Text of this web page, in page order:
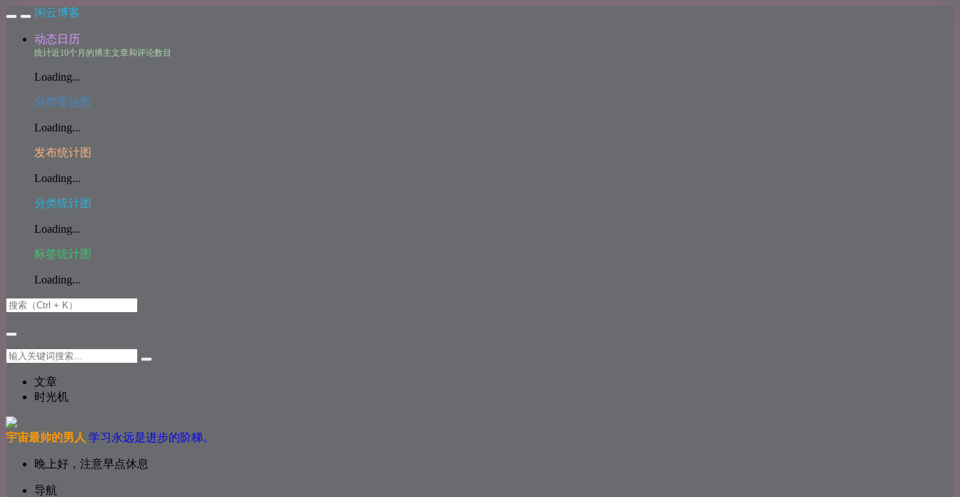
闲云博客
动态日历
统计近10个月的博主文章和评论数目
Loading...
分类雷达图
Loading...
发布统计图
Loading...
分类统计图
Loading...
标签统计图
Loading...
文章
时光机
宇宙最帅的男人 学习永远是进步的阶梯。
晚上好，注意早点休息
导航